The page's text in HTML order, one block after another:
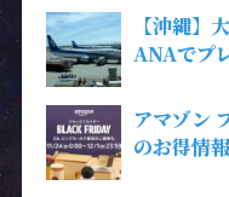
【沖縄】
ANAでプ
アマゾン
のお得情